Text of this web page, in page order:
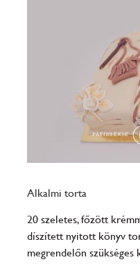
Alkalmi torta
20 szeletes, főzött
díszített nyitott könyv
megrendelőn szükséges